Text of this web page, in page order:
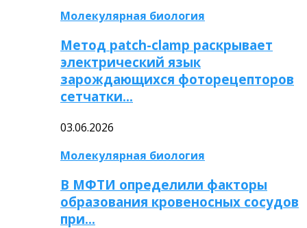
Молекулярная биология
Метод patch-clamp раскрывает
электрический язык
зарождающихся фоторецепторов
сетчатки…
03.06.2026
Молекулярная биология
В МФТИ определили факторы
образования кровеносных сосудов
при…